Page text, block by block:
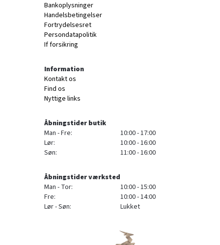
Bankoplysninger
Handelsbetingelser
Fortrydelsesret
Persondatapolitik
If forsikring
Information
Kontakt os
Find os
Nyttige links
Åbningstider butik
Man - Fre:
10:00 - 17:00
Lør:
10:00 - 16:00
Søn:
11:00 - 16:00
Åbningstider værksted
Man - Tor:
10:00 - 15:00
Fre:
10:00 - 14:00
Lør - Søn:
Lukket